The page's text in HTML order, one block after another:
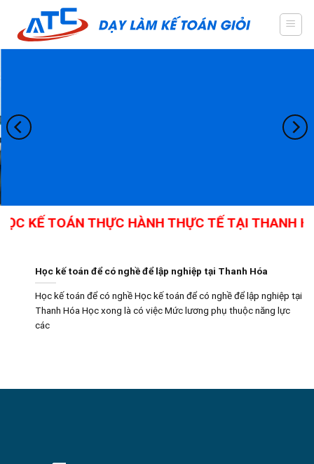
content
KẾ TOÁN THỰC HÀNH THỰC TẾ TẠI THANH
Học kế toán để có nghề để lập nghiệp tại Thanh Hóa
Học kế toán để có nghề Học kế toán để có nghề để lập nghiệp tại
Thanh Hóa Học xong là có việc Mức lương phụ thuộc năng lực
các